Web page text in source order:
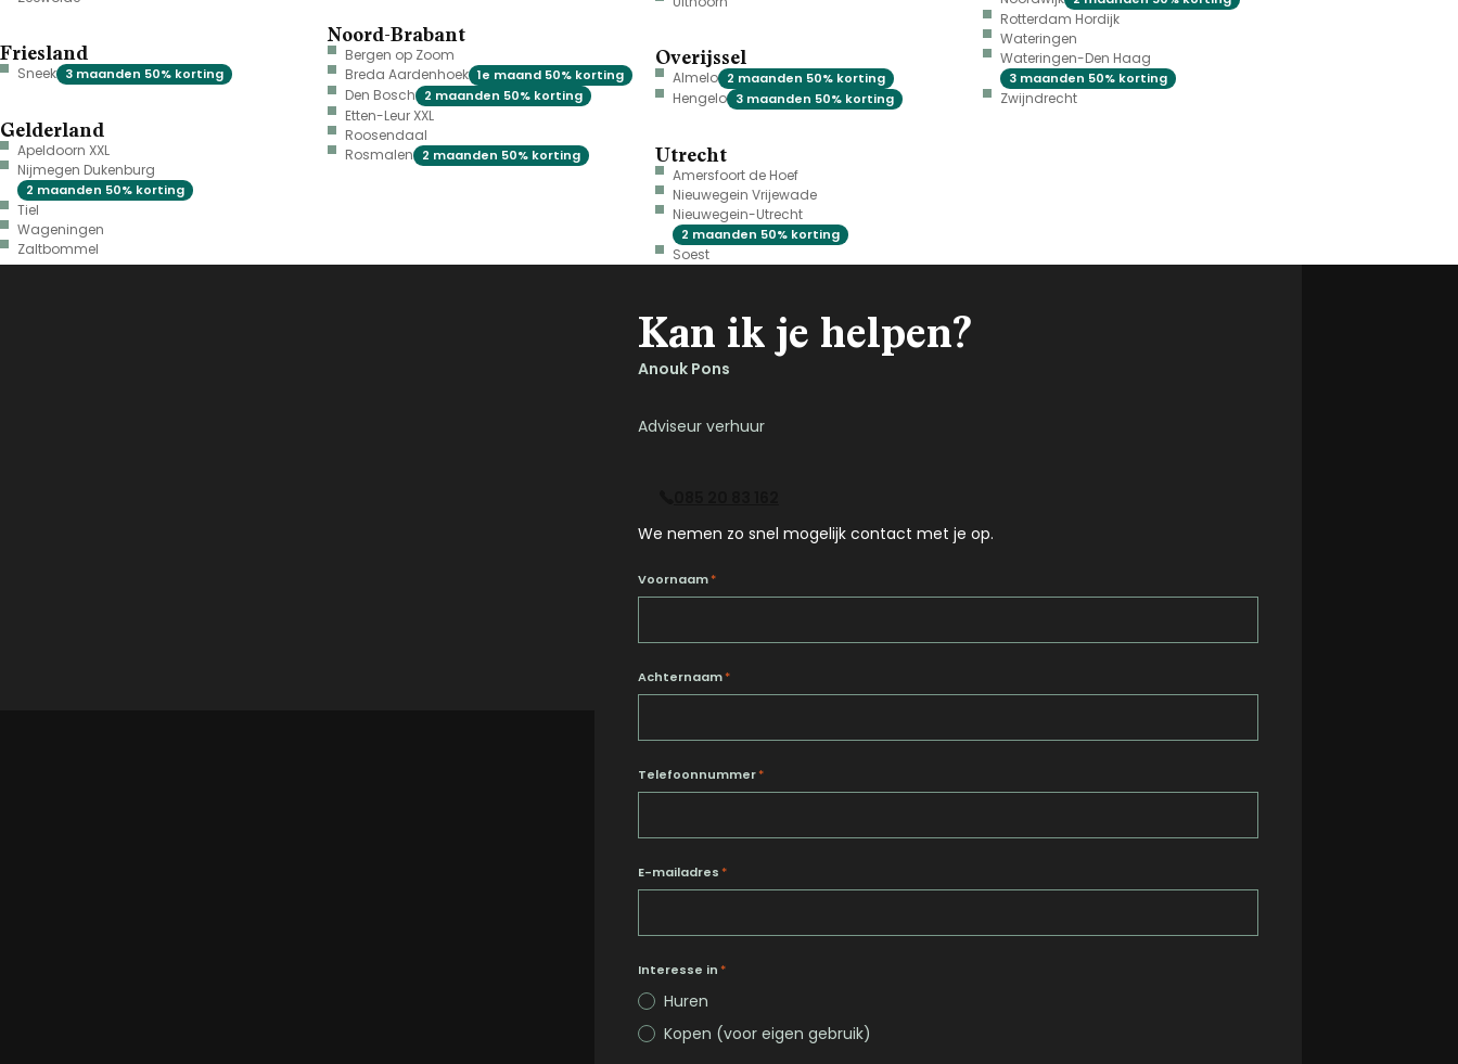
Friesland
Sneek 3 maanden 50% korting
Gelderland
Apeldoorn XXL
Nijmegen Dukenburg
2 maanden 50% korting
Tiel
Wageningen
Zaltbommel
Noord-Brabant
Bergen op Zoom
Breda Aardenhoek 1e maand 50% korting
Den Bosch 2 maanden 50% korting
Etten-Leur XXL
Roosendaal
Rosmalen
2 maanden 50% korting
Overijssel
Almelo 2 maanden 50% korting
Hengelo 3 maanden 50% korting
Utrecht
Amersfoort de Hoef
Nieuwegein Vrijewade
Nieuwegein-Utrecht
2 maanden 50% korting
Soest
Rotterdam Hordijk
Wateringen
Wateringen-Den Haag
3 maanden 50% korting
Zwijndrecht
Kan ik je helpen?
Anouk Pons
Adviseur verhuur
We nemen zo snel mogelijk contact met je op.
Voornaam*
Achternaam*
Telefoonnummer*
E-mailadres *
Interesse in *
Huren
Kopen (voor eigen gebruik)